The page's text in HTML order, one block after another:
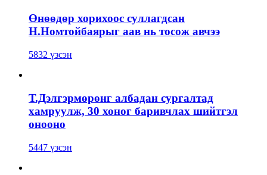
Өнөөдөр хорихоос суллагдсан
Н.Номтойбаярыг аав нь тосож авчээ
5832 үзсэн
Т.Дэлгэрмөрөнг албадан сургалтад
хамруулж, 30 хоног баривчлах шийтгэл
онооно
5447 үзсэн